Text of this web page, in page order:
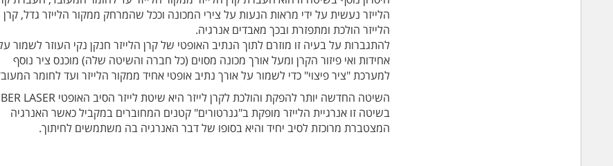
הלייזר נעשית על ידי מראות הנעות על צירי המכונה וככל שהמרחק ממקור הלייזר גדל, קרן
הלייזר הולכת ומתפזרת ובכך מאבדים אנרגיה.
להתגברות על בעיה זו מוזרם לתוך הנתיב האופטי של קרן הלייזר חנקן נקי העוזר לשמור
אחידות ואי פיזור הקרן ומעל אורך מכונה מסוים (כל חברה והשיטה שלה) מוכנס ציר נוסף
למערכת "ציר פיצוי" כדי לשמור על אורך נתיב אופטי אחיד ממקור הלייזר ועד לחומר
השיטה החדשה יותר להפקת והולכת לקרן לייזר היא שיטת לייזר הסיב האופטי FIBER LASER.
בשיטה זו אנרגיית הלייזר מופקת ב"גנרטורים" קטנים המחוברים במקביל כאשר האנרגיה
המצטברת מרוכזת לסיב יחיד והיא בסופו של דבר האנרגיה בה משתמשים לחיתוך.